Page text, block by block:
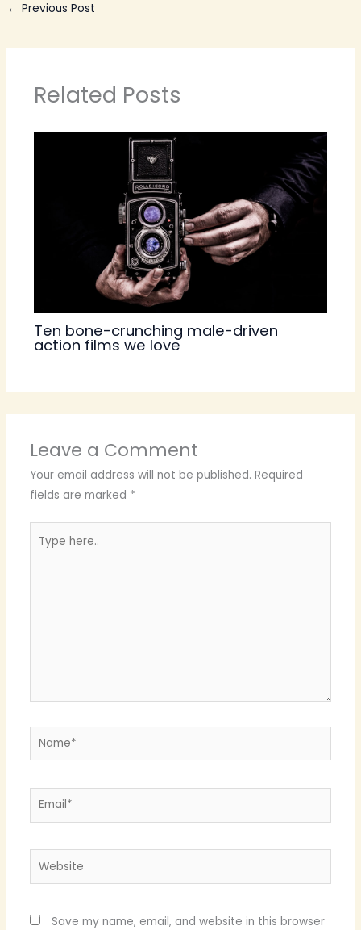
← Previous Post
Related Posts
Ten bone-crunching male-driven
action films we love
Leave a Comment
Your email address will not be published. Required
fields are marked *
here..
Name*
Email*
Website
Save my name, email, and website in this browser